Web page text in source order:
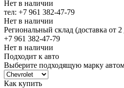
Нет в наличии
тел: +7 961 382-47-79
Нет в наличии
Региональный склад (доставка от
+7 961 382-47-79
Нет в наличии
Подходит к авто
Выберите подходящую марку
Как купить